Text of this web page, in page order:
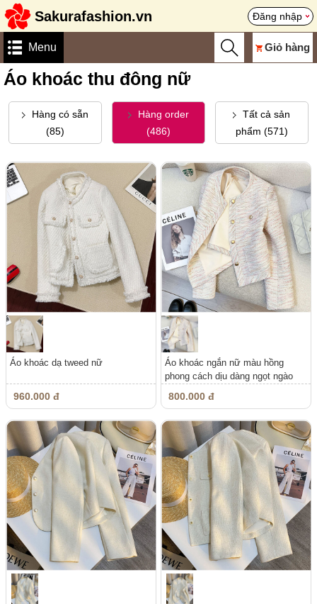
Sakurafashion.vn Đăng nhập
Menu Giỏ hàng
Áo khoác thu đông nữ
Hàng có sẵn
(85)
Hàng order
(486)
Tất cả sản
phẩm (571)
Áo khoác dạ tweed nữ
960.000 đ
Áo khoác ngắn nữ màu hồng
phong cách dịu dàng ngọt ngào
800.000 đ